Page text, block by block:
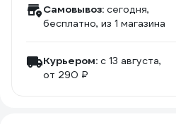
Самовывоз: сегодня,
бесплатно, из 1 магазина
Курьером: c 13 августа,
от 290 ₽